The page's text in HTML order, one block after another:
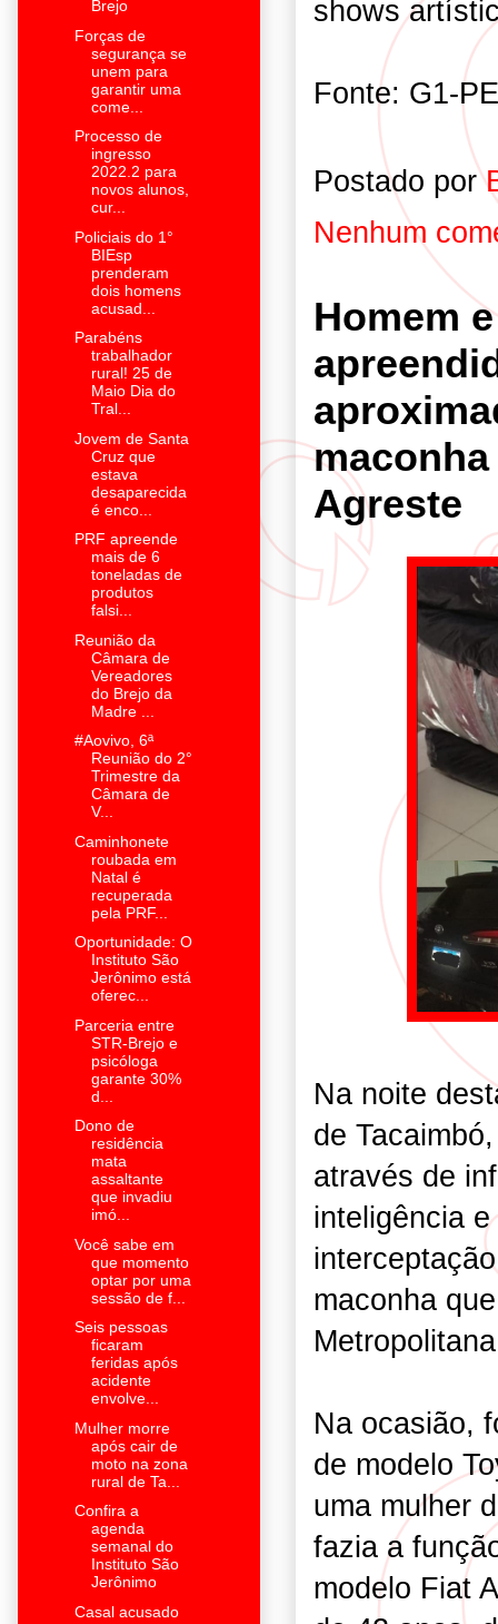
shows
Fonte: G1-PE
Postado por
Nenhum
Homem
Agreste
Na noite
de
através de
inteligência
maconha
Na ocasião,
de modelo
uma mulher
fazia a
modelo Fiat
Brejo
Forças de
segurança se
unem para
garantir uma
come...
Processo de
ingresso
2022.2 para
novos alunos,
cur...
Policiais do 1°
BIEsp
prenderam
dois homens
acusad...
Parabéns
trabalhador
rural! 25 de
Maio Dia do
Tral...
Jovem de Santa
Cruz que
estava
desaparecida
é enco...
PRF apreende
mais de 6
toneladas de
produtos
falsi...
Reunião da
Câmara de
Vereadores
do Brejo da
Madre ...
#Aovivo, 6ª
Reunião do 2°
Trimestre da
Câmara de
V...
Caminhonete
roubada em
Natal é
recuperada
pela PRF...
Oportunidade: O
Instituto São
Jerônimo está
oferec...
Parceria entre
STR-Brejo e
psicóloga
garante 30%
d...
Dono de
residência
mata
assaltante
que invadiu
imó...
Você sabe em
que momento
optar por uma
sessão de f...
Seis pessoas
ficaram
feridas após
acidente
envolve...
Mulher morre
após cair de
moto na zona
rural de Ta...
Confira a
agenda
semanal do
Instituto São
Jerônimo
Casal acusado